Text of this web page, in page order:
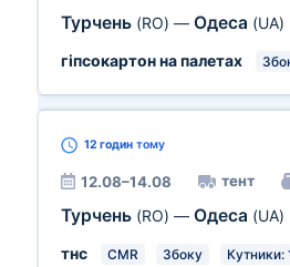
Турчень (RO) — Одеса (UA)
гіпсокартон на палетах
12 годин тому
12.08–14.08 тент
Турчень (RO) — Одеса (UA)
тнс
CMR Збоку Кутники: